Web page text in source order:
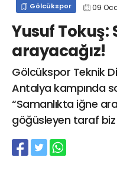
Gölcükspor 09
Yusuf Tokuş:
arayacağız!
Gölcükspor Teknik
Antalya kampında
“Samanlıkta iğne
göğüsleyen taraf biz